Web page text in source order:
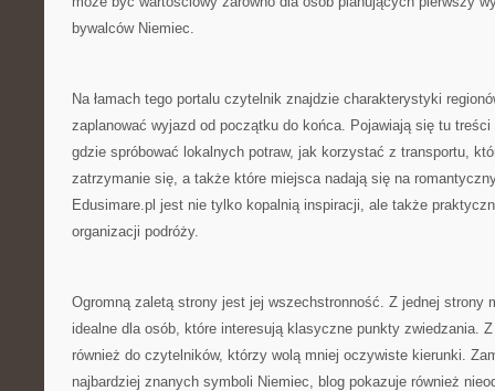
bywalców Niemiec.
Na łamach tego portalu czytelnik znajdzie charakterystyki
zaplanować wyjazd od początku do końca. Pojawiają się tu
gdzie spróbować lokalnych potraw, jak korzystać z transportu,
zatrzymanie się, a także które miejsca nadają się na
Edusimare.pl jest nie tylko kopalnią inspiracji, ale także
organizacji podróży.
Ogromną zaletą strony jest jej wszechstronność. Z jednej strony
idealne dla osób, które interesują klasyczne punkty zwiedzania.
również do czytelników, którzy wolą mniej oczywiste kierunki.
najbardziej znanych symboli Niemiec, blog pokazuje również